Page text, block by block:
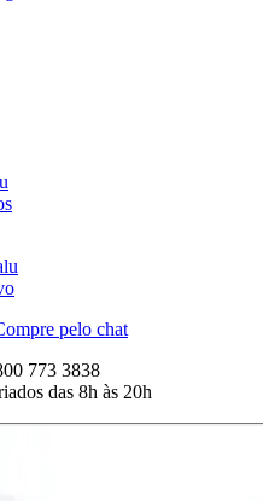
pelo chat
773 3838
das 8h às 20h